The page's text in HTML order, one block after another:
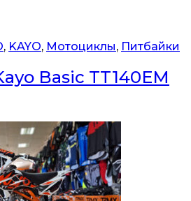
, KAYO, Мотоциклы, Питбайки
Basic TT140EM